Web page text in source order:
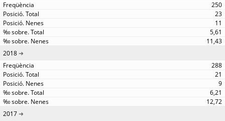
250
23
11
5,61
11,43
2018
288
21
9
6,21
12,72
2017